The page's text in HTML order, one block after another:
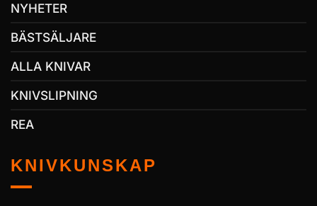
NYHETER
BÄSTSÄLJARE
ALLA KNIVAR
KNIVSLIPNING
REA
KNIVKUNSKAP